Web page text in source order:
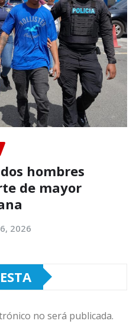
hombres
de mayor
2026
no será publicada.